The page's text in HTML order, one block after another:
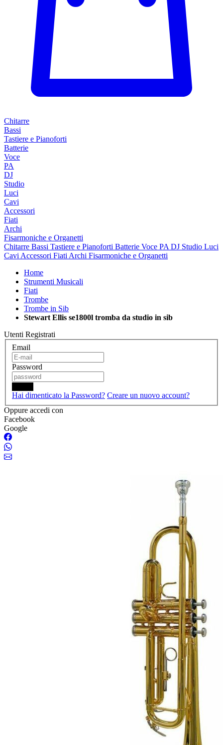
Chitarre
Bassi
Tastiere e Pianoforti
Batterie
Voce
PA
DJ
Studio
Luci
Cavi
Accessori
Fiati
Archi
Fisarmoniche e Organetti
Chitarre Bassi Tastiere e Pianoforti Batterie Voce PA DJ Studio Luci
Cavi Accessori Fiati Archi Fisarmoniche e Organetti
Home
Strumenti Musicali
Fiati
Trombe
Trombe in Sib
Stewart Ellis se1800l tromba da studio in sib
Utenti Registrati
Email
Password
Hai dimenticato la Password? Creare un nuovo account?
Oppure accedi con
Facebook
Google